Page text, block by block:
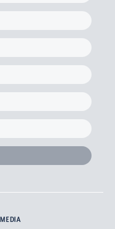
を考える６学科連携
所
究所
費の使用について
み
ム
案内
国費留学生
智大学で学ぶ)
受講生
金
性
リティへの取り組み
ディア
ーク
案内
デンティティ